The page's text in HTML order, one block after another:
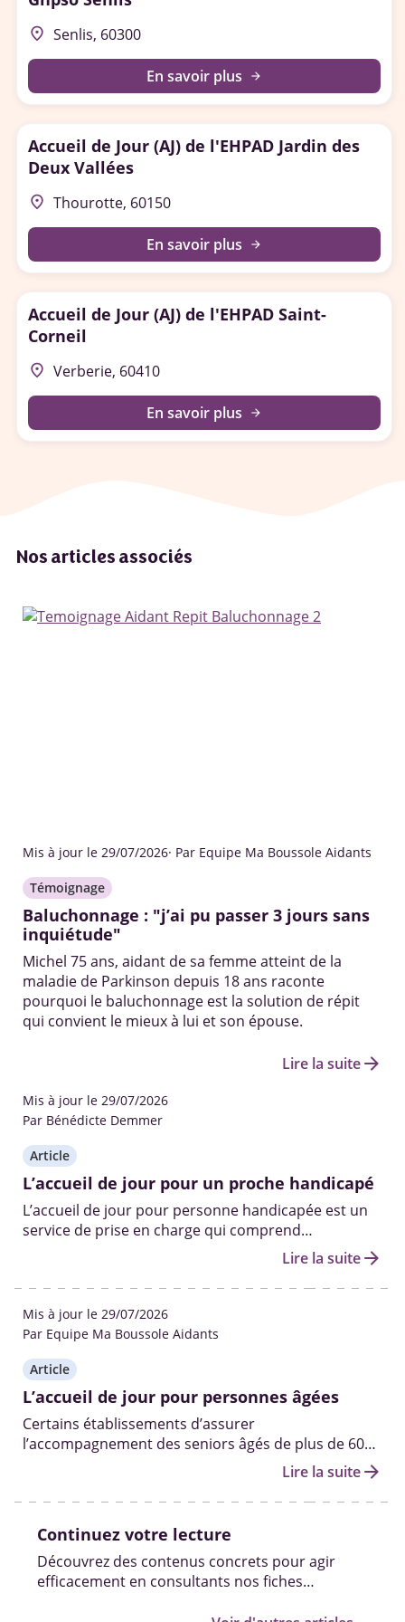
place Senlis, 60300
En savoir plus arrow_forward
Accueil de Jour (AJ) de l'EHPAD Jardin des
Deux Vallées
place Thourotte, 60150
En savoir plus arrow_forward
Accueil de Jour (AJ) de l'EHPAD Saint-
Corneil
place Verberie, 60410
En savoir plus arrow_forward
Nos articles associés
Mis à jour le 29/07/2026· Par Equipe Ma Boussole Aidants
Témoignage
Baluchonnage : "j’ai pu passer 3 jours sans
inquiétude"
Michel 75 ans, aidant de sa femme atteint de la
maladie de Parkinson depuis 18 ans raconte
pourquoi le baluchonnage est la solution de répit
qui convient le mieux à lui et son épouse.
Lire la suitearrow_forward
Mis à jour le 29/07/2026
Par Bénédicte Demmer
Article
L’accueil de jour pour un proche handicapé
L’accueil de jour pour personne handicapée est un
service de prise en charge qui comprend
l’accompagnement, les soins médicaux (si besoin) et
diverses activités pour une journée ou demi-
journée.
Lire la suitearrow_forward
Mis à jour le 29/07/2026
Par Equipe Ma Boussole Aidants
Article
L’accueil de jour pour personnes âgées
Certains établissements d’assurer
l’accompagnement des seniors âgés de plus de 60
ans en perte d’autonomie ou encore atteints de
maladies neurodégénératives pendant la journée.
Lire la suitearrow_forward
Continuez votre lecture
Découvrez des contenus concrets pour agir
efficacement en consultants nos fiches